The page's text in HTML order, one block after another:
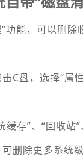
能，可以删除
C盘，选择“属性
存”、“回收站”
可删除更多系